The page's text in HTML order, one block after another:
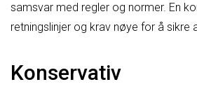
samsvar med regler og normer. En
retningslinjer og krav nøye for å sikre
Konservativ